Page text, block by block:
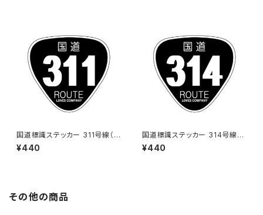
国道標識ステッカー 311号線（ブ
ラック）
¥440
国道標識ステッカー 314号線
（ブラック）
¥440
その他の商品